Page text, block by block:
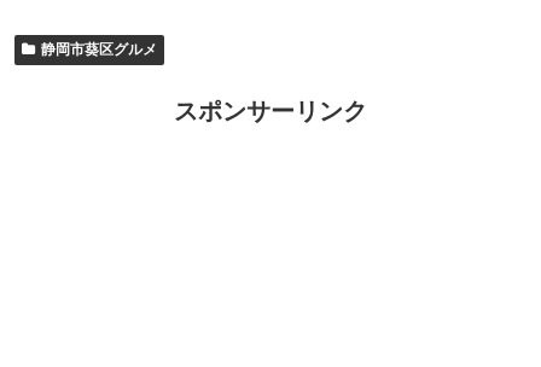
静岡市葵区グルメ
スポンサーリンク